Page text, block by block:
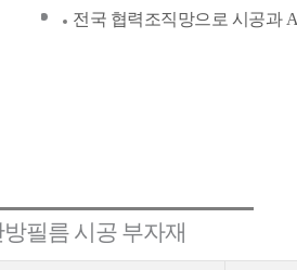
전국 협력조직망으로 시공과
필름 시공 부자재